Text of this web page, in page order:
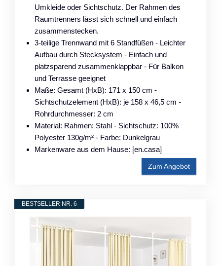
Umkleide oder Sichtschutz. Der Rahmen des
Raumtrenners lässt sich schnell und einfach
zusammenstecken.
3-teilige Trennwand mit 6 Standfüßen - Leichter
Aufbau durch Stecksystem - Einfach und
platzsparend zusammenklappbar - Für Balkon
und Terrasse geeignet
Maße: Gesamt (HxB): 171 x 150 cm -
Sichtschutzelement (HxB): je 158 x 46,5 cm -
Rohrdurchmesser: 2 cm
Material: Rahmen: Stahl - Sichtschutz: 100%
Polyester 130g/m² - Farbe: Dunkelgrau
Markenware aus dem Hause: [en.casa]
Zum Angebot
BESTSELLER NR. 6